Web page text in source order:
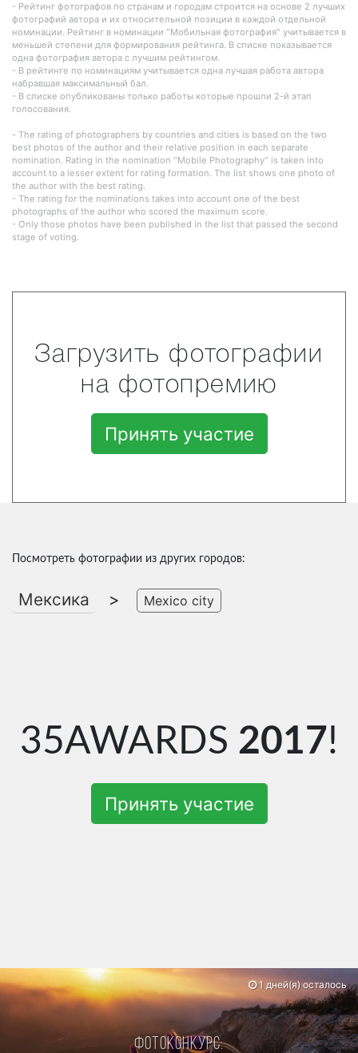
- Рейтинг фотографов по странам и городам строится на основе 2 лучших
фотографий автора и их относительной позиции в каждой отдельной
номинации. Рейтинг в номинации "Мобильная фотография" учитывается в
меньшей степени для формирования рейтинга. В списке показывается
одна фотография автора с лучшим рейтингом.
- В рейтинге по номинациям учитывается одна лучшая работа автора
набравшая максимальный бал.
- В списке опубликованы только работы которые прошли 2-й этап
голосования.
- The rating of photographers by countries and cities is based on the two
best photos of the author and their relative position in each separate
nomination. Rating in the nomination "Mobile Photography" is taken into
account to a lesser extent for rating formation. The list shows one photo of
the author with the best rating.
- The rating for the nominations takes into account one of the best
photographs of the author who scored the maximum score.
- Only those photos have been published in the list that passed the second
stage of voting.
Загрузить фотографии
на фотопремию
Принять участие
Посмотреть фотографии из других городов:
Мексика > Mexico city
35AWARDS 2017!
Принять участие
Фотоконкурс:
1 дней(я) осталось